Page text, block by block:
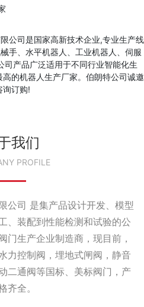
公司是国家高新技术企业,专业生产线
手、水平机器人、工业机器人、伺服
产品广泛适用于不同行业智能化生
的机器人生产厂家。伯朗特公司诚邀
询订购!
我们
PROFILE
公司 是集产品设计开发、模型
、装配到性能检测和试验的公
门生产企业制造商，现目前，
力控制阀，埋地式闸阀，静音
二通阀等国标、美标阀门，产
齐全。